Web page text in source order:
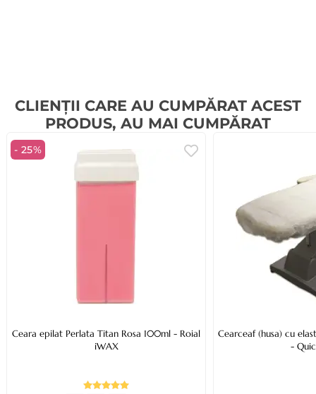
CLIENȚII CARE AU CUMPĂRAT ACEST
PRODUS, AU MAI CUMPĂRAT
- 25%
Ceara epilat Perlata Titan Rosa 100ml - Roial
iWAX
Cearceaf (husa) cu
-